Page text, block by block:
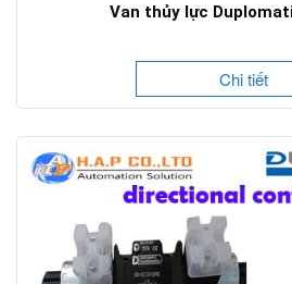
Van thủy lực
Chi tiết